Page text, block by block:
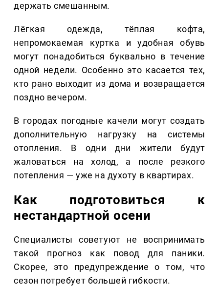
держать смешанным.
Лёгкая одежда, тёплая кофта,
непромокаемая куртка и удобная обувь
могут понадобиться буквально в течение
одной недели. Особенно это касается тех,
кто рано выходит из дома и возвращается
поздно вечером.
В городах погодные качели могут создать
дополнительную нагрузку на системы
отопления. В одни дни жители будут
жаловаться на холод, а после резкого
потепления — уже на духоту в квартирах.
Как подготовиться к
нестандартной осени
Специалисты советуют не воспринимать
такой прогноз как повод для паники.
Скорее, это предупреждение о том, что
сезон потребует большей гибкости.